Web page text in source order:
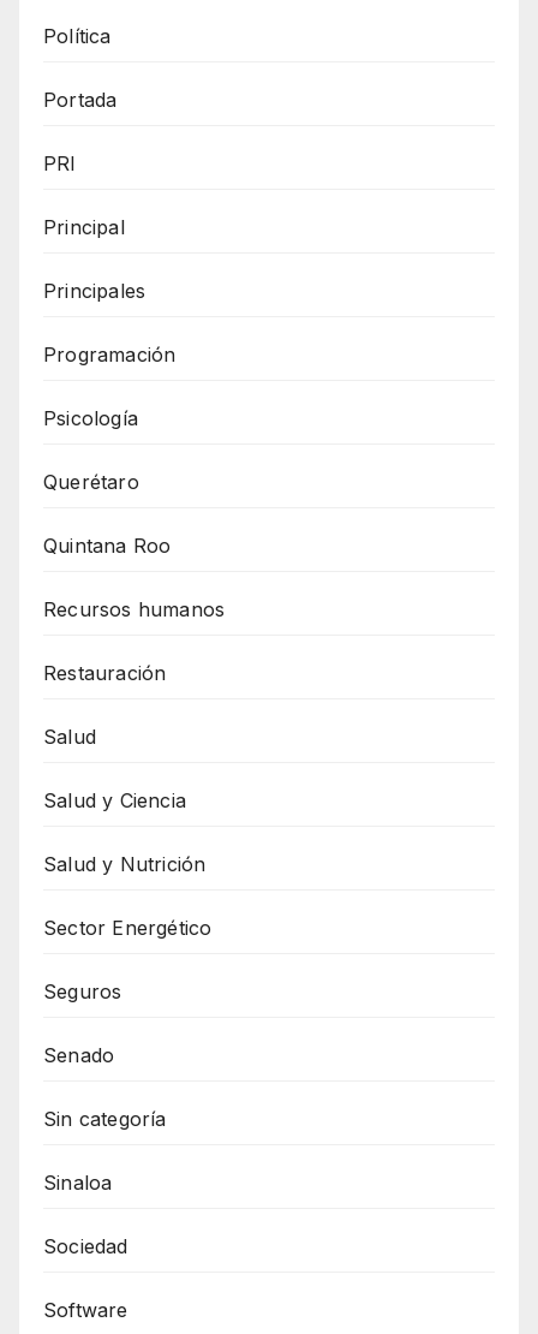
Política
Portada
PRI
Principal
Principales
Programación
Psicología
Querétaro
Quintana Roo
Recursos humanos
Restauración
Salud
Salud y Ciencia
Salud y Nutrición
Sector Energético
Seguros
Senado
Sin categoría
Sinaloa
Sociedad
Software